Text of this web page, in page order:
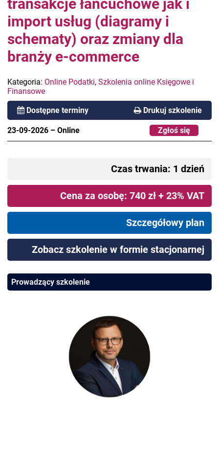
transakcje łańcuchowe jak i
import usług (diagramy i
schematy) oraz zmiany dla
branży e-commerce
Kategoria: Online Podatki, Szkolenia online Księgowe i
Finansowe
Dostępne terminy Drukuj szkolenie
23-09-2026 – Online Zgłoś się
Czas trwania: 1 dzień
Cena za osobę: 740 zł + 23% VAT
Szczegółowy plan
Zobacz szkolenie w formie stacjonarnej
Prowadzący szkolenie